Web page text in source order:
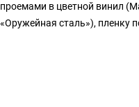
проемами в цветной винил
«Оружейная сталь»), пленку